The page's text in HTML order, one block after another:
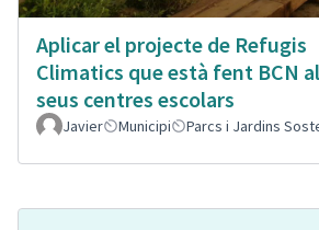
Aplicar el projecte de Refugis
Climatics que està fent BCN al
seus centres escolars
Javier Municipi Parcs i Jardins